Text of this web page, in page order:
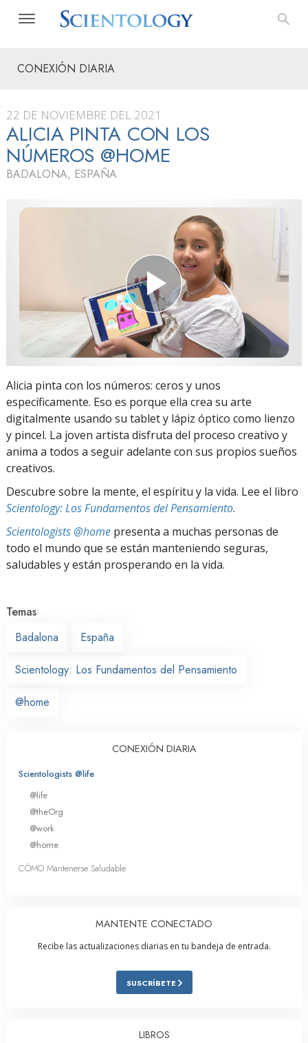
CONEXIÓN DIARIA
22 DE NOVIEMBRE DEL 2021
ALICIA PINTA CON LOS
NÚMEROS @HOME
BADALONA, ESPAÑA
Alicia pinta con los números: ceros y unos
específicamente. Eso es porque ella crea su arte
digitalmente usando su tablet y lápiz óptico como lienzo
y pincel. La joven artista disfruta del proceso creativo y
anima a todos a seguir adelante con sus propios sueños
creativos.
Descubre sobre la mente, el espíritu y la vida. Lee el libro
Scientology: Los Fundamentos del Pensamiento.
Scientologists @home presenta a muchas personas de
todo el mundo que se están manteniendo seguras,
saludables y están prosperando en la vida.
Temas
Badalona
España
Scientology: Los Fundamentos del Pensamiento
@home
CONEXIÓN DIARIA
Scientologists @life
@life
@theOrg
@work
@home
CÓMO Mantenerse Saludable
MANTENTE CONECTADO
Recibe las actualizaciones diarias en tu bandeja de entrada.
SUSCRÍBETE
LIBROS